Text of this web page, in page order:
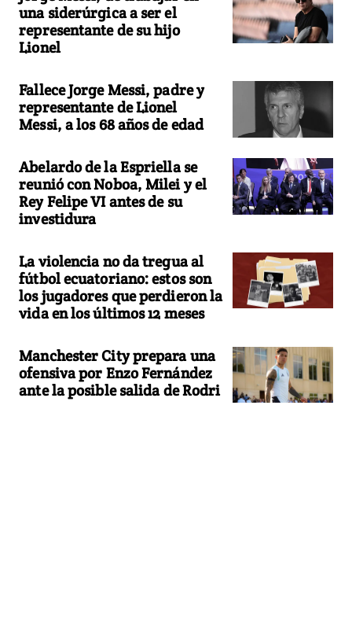
una siderúrgica a ser el
representante de su hijo
Lionel
Fallece Jorge Messi, padre y
representante de Lionel
Messi, a los 68 años de edad
Abelardo de la Espriella se
reunió con Noboa, Milei y el
Rey Felipe VI antes de su
investidura
La violencia no da tregua al
fútbol ecuatoriano: estos son
los jugadores que perdieron la
vida en los últimos 12 meses
Manchester City prepara una
ofensiva por Enzo Fernández
ante la posible salida de Rodri